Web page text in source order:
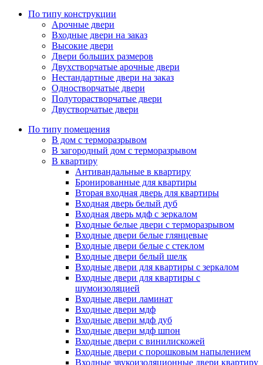
По типу конструкции
Арочные двери
Входные двери на заказ
Высокие двери
Двери больших размеров
Двухстворчатые арочные двери
Нестандартные двери на заказ
Одностворчатые двери
Полуторастворчатые двери
Двустворчатые двери
По типу помещения
В дом с терморазрывом
В загородный дом с терморазрывом
В квартиру
Антивандальные в квартиру
Бронированные для квартиры
Вторая входная дверь для квартиры
Входная дверь белый дуб
Входная дверь мдф с зеркалом
Входные белые двери с терморазрывом
Входные двери белые глянцевые
Входные двери белые с стеклом
Входные двери белый шелк
Входные двери для квартиры с зеркалом
Входные двери для квартиры с
шумоизоляцией
Входные двери ламинат
Входные двери мдф
Входные двери мдф дуб
Входные двери мдф шпон
Входные двери с винилискожей
Входные двери с порошковым напылением
Входные звукоизоляционные двери квартиру